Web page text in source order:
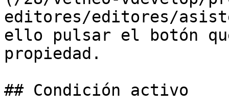
editores/editores/
ello pulsar el botón
propiedad.
## Condición activo